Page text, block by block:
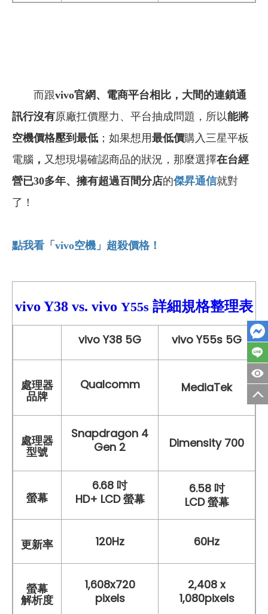
而跟vivo官網、 電商平台相比，大間的連鎖通
訊行沒有原廠扛價壓力、平台抽成問題，所以能將
空機價格壓到最低 ；如果想用最低價購入三星平板
電腦 ， 又想現場確認商品的狀況，那麼選擇在台經
營已30多年、 擁有超過百間分店的傑昇通信就對
了！
點我看「vivo空機」超殺價格！
vivo Y38 vs. vivo Y55s 詳細規格整理表
vivo Y38 5G vivo Y55s 5G
處理器
品牌
Qualcomm MediaTek
處理器
型號
Snapdragon 4
Gen 2
Dimensity 700
螢幕
6.68 吋
HD+ LCD 螢幕
6.58 吋
LCD 螢幕
更新率 120Hz 60Hz
螢幕
解析度
1,608x720
pixels
2,408 x
1,080pixels